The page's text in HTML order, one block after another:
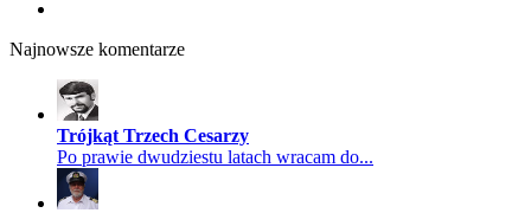
Najnowsze komentarze
Trójkąt Trzech Cesarzy
Po prawie dwudziestu latach wracam do...